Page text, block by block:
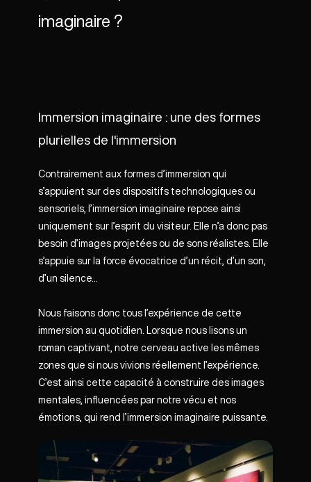
imaginaire ?
Immersion imaginaire : une des formes
plurielles de l'immersion
Contrairement aux formes d’immersion qui
s’appuient sur des dispositifs technologiques ou
sensoriels, l’immersion imaginaire repose ainsi
uniquement sur l’esprit du visiteur. Elle n’a donc pas
besoin d’images projetées ou de sons réalistes. Elle
s’appuie sur la force évocatrice d’un récit, d’un son,
d’un silence…
Nous faisons donc tous l’expérience de cette
immersion au quotidien. Lorsque nous lisons un
roman captivant, notre cerveau active les mêmes
zones que si nous vivions réellement l’expérience.
C’est ainsi cette capacité à construire des images
mentales, influencées par notre vécu et nos
émotions, qui rend l’immersion imaginaire puissante.